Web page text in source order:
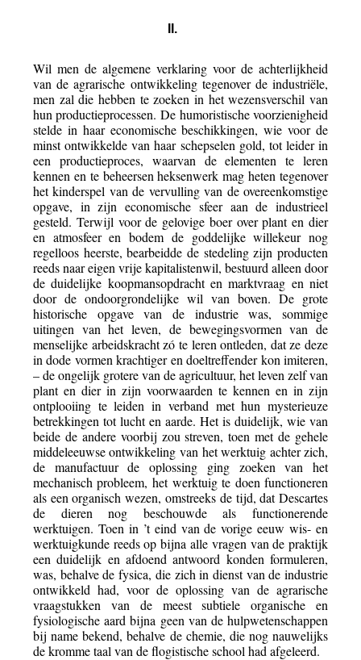
II.
Wil men de algemene verklaring voor de achterlijkheid
van de agrarische ontwikkeling tegenover de industriële,
men zal die hebben te zoeken in het wezensverschil van
hun productieprocessen. De humoristische voorzienigheid
stelde in haar economische beschikkingen, wie voor de
minst ontwikkelde van haar schepselen gold, tot leider in
een productieproces, waarvan de elementen te leren
kennen en te beheersen heksenwerk mag heten tegenover
het kinderspel van de vervulling van de overeenkomstige
opgave, in zijn economische sfeer aan de industrieel
gesteld. Terwijl voor de gelovige boer over plant en dier
en atmosfeer en bodem de goddelijke willekeur nog
regelloos heerste, bearbeidde de stedeling zijn producten
reeds naar eigen vrije kapitalistenwil, bestuurd alleen door
de duidelijke koopmansopdracht en marktvraag en niet
door de ondoorgrondelijke wil van boven. De grote
historische opgave van de industrie was, sommige
uitingen van het leven, de bewegingsvormen van de
menselijke arbeidskracht zó te leren ontleden, dat ze deze
in dode vormen krachtiger en doeltreffender kon imiteren,
– de ongelijk grotere van de agricultuur, het leven zelf van
plant en dier in zijn voorwaarden te kennen en in zijn
ontplooiing te leiden in verband met hun mysterieuze
betrekkingen tot lucht en aarde. Het is duidelijk, wie van
beide de andere voorbij zou streven, toen met de gehele
middeleeuwse ontwikkeling van het werktuig achter zich,
de manufactuur de oplossing ging zoeken van het
mechanisch probleem, het werktuig te doen functioneren
als een organisch wezen, omstreeks de tijd, dat Descartes
de dieren nog beschouwde als functionerende
werktuigen. Toen in ’t eind van de vorige eeuw wis- en
werktuigkunde reeds op bijna alle vragen van de praktijk
een duidelijk en afdoend antwoord konden formuleren,
was, behalve de fysica, die zich in dienst van de industrie
ontwikkeld had, voor de oplossing van de agrarische
vraagstukken van de meest subtiele organische en
fysiologische aard bijna geen van de hulpwetenschappen
bij name bekend, behalve de chemie, die nog nauwelijks
de kromme taal van de flogistische school had afgeleerd.